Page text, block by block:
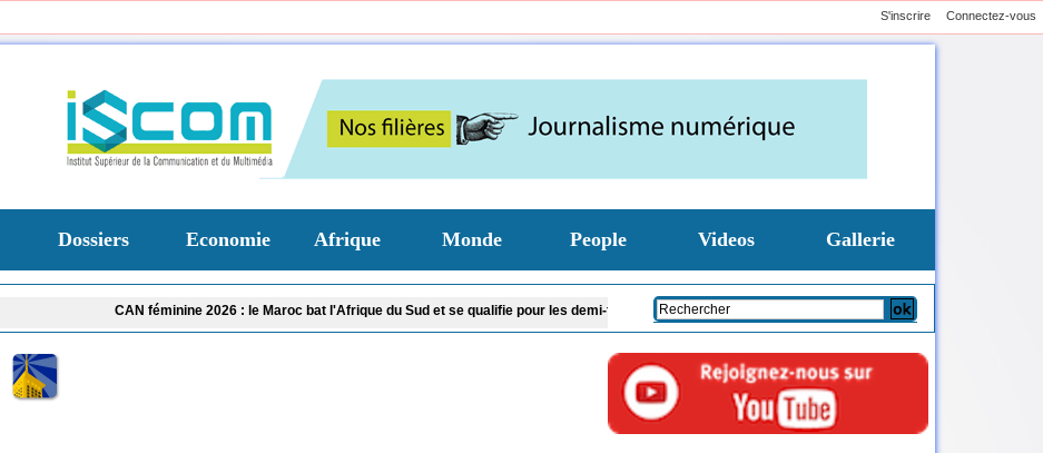
Connectez-vous
S'inscrire
Dossiers Economie Afrique Monde People Videos Gallerie
CAN féminine 2026 : le Maroc bat l'Afrique du Sud et se qualifie pour les demi-finales Le chef du CENTCOM américain en visite en Israël pour discuter de l’Iran et